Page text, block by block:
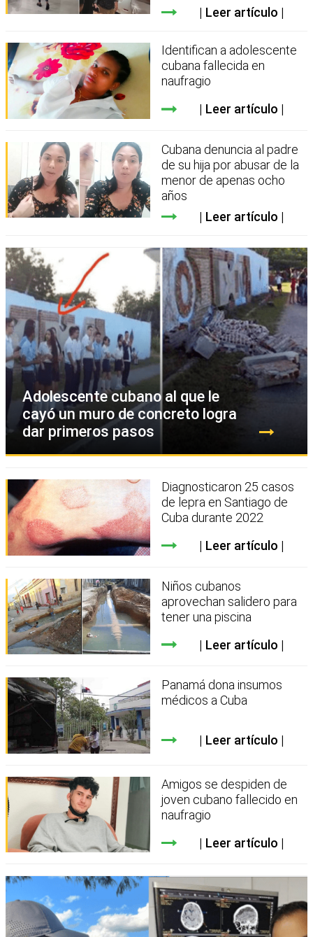
Leer artículo
Identifican a adolescente
cubana fallecida en
naufragio
Leer artículo
Cubana denuncia al padre
de su hija por abusar de la
menor de apenas ocho
años
Leer artículo
Adolescente cubano al que le
cayó un muro de concreto logra
dar primeros pasos
Diagnosticaron 25 casos
de lepra en Santiago de
Cuba durante 2022
Leer artículo
Niños cubanos
aprovechan salidero para
tener una piscina
Leer artículo
Panamá dona insumos
médicos a Cuba
Leer artículo
Amigos se despiden de
joven cubano fallecido en
naufragio
Leer artículo